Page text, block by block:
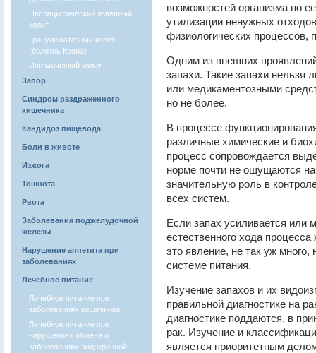
Неспецифический язвенный
колит
Гранулематозный колит
(болезнь Крона)
Ишемический колит
Запор
Синдром раздраженного
кишечника
Кандидоз пищевода
Боли в животе
Изжога
Тошнота
Рвота
Заболевания поджелудочной
железы
Нарушение аппетита при
заболеваниях
Лечебное питание
Лечебное питание при
заболеваниях кишечника
Лечебное питание при
нарушениях обмена и
заболеваниях эндокринной
возможностей организма по
утилизации ненужных
физиологических процессов,
Одним из внешних
запахи. Такие запахи нельзя
или медикаментозными
но не более.
В процессе
различные химические и
процесс сопровождается
норме почти не ощущаются
значительную роль в
всех систем.
Если запах усиливается или
естественного хода
это явление, не так уж
системе питания.
Изучение запахов и их
правильной диагностике на
диагностике поддаются, в
рак. Изучение и
является приоритетным